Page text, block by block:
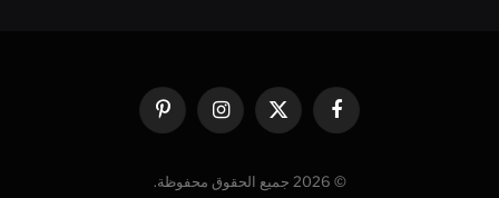
فيسبوك
X
الانستغرامبينتيريست
© 2026 جميع الحقوق محفوظة.